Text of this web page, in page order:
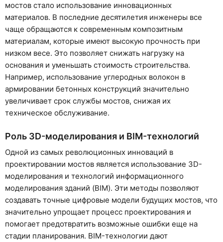
мостов стало использование инновационных
материалов. В последние десятилетия инженеры все
чаще обращаются к современным композитным
материалам, которые имеют высокую прочность при
низком весе. Это позволяет снижать нагрузку на
основания и уменьшать стоимость строительства.
Например, использование углеродных волокон в
армировании бетонных конструкций значительно
увеличивает срок службы мостов, снижая их
техническое обслуживание.
Роль 3D-моделирования и BIM-технологий
Одной из самых революционных инноваций в
проектировании мостов является использование 3D-
моделирования и технологий информационного
моделирования зданий (BIM). Эти методы позволяют
создавать точные цифровые модели будущих мостов, что
значительно упрощает процесс проектирования и
помогает предотвратить возможные ошибки еще на
стадии планирования. BIM-технологии дают